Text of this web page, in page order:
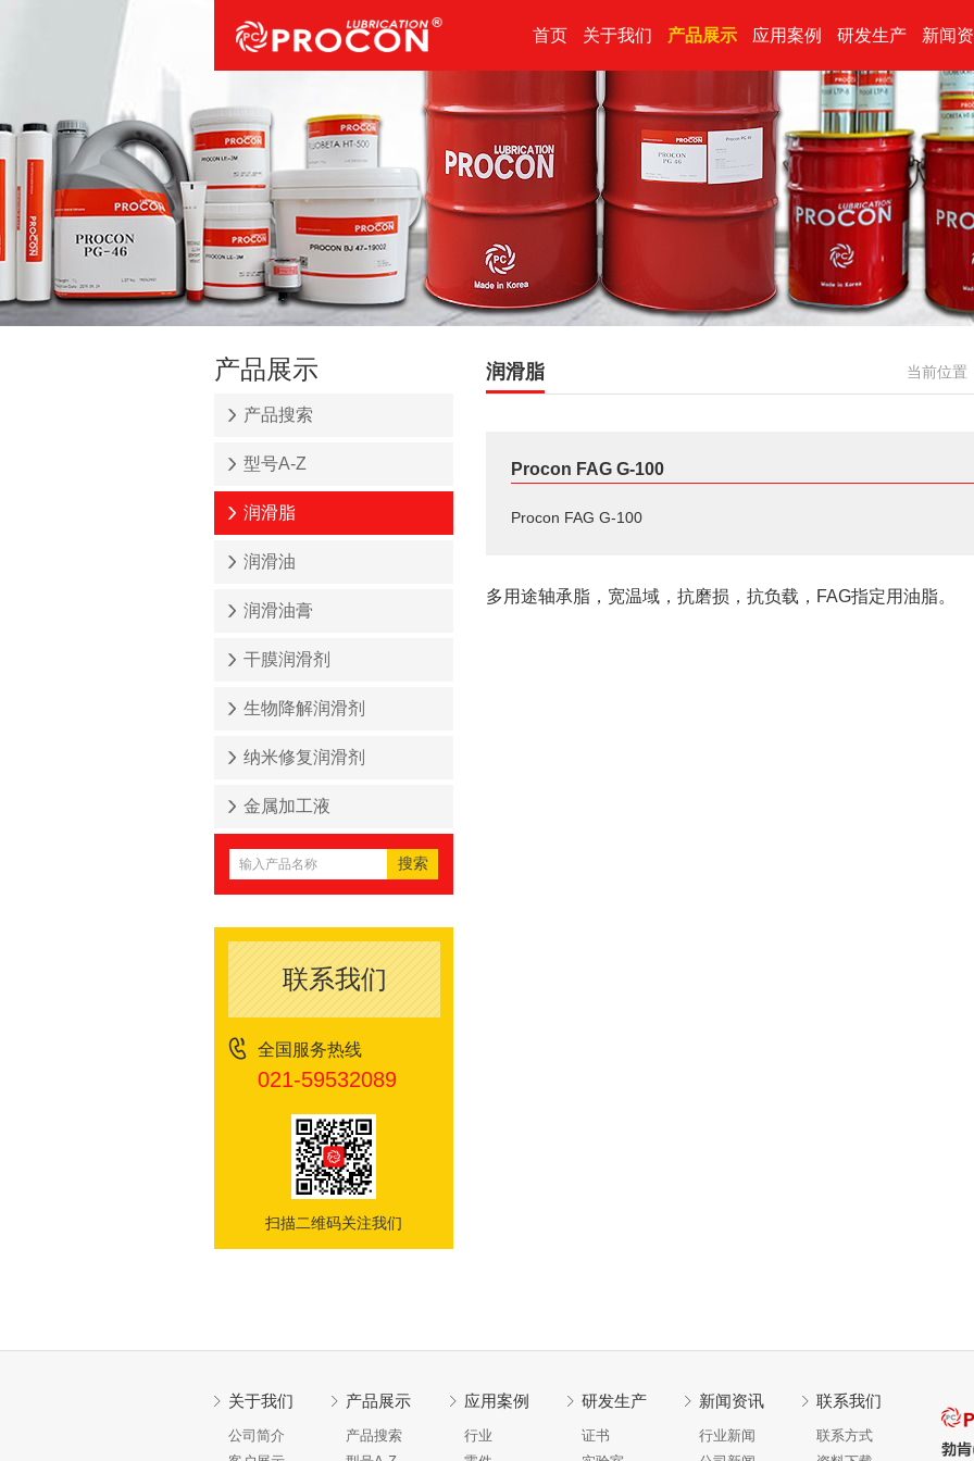
首页 关于我们 产品展示 应用案例 研发生产 新闻
产品展示
产品搜索
型号A-Z
润滑脂
润滑油
润滑油膏
干膜润滑剂
生物降解润滑剂
纳米修复润滑剂
金属加工液
联系我们
全国服务热线
021-59532089
扫描二维码关注我们
润滑脂 当前位置
Procon FAG G-100
Procon FAG G-100
多用途轴承脂，宽温域，抗磨损，抗负载，FAG指定用油脂。
关于我们
公司简介
产品展示
产品搜索
应用案例
行业
研发生产
证书
新闻资讯
行业新闻
联系我们
联系方式